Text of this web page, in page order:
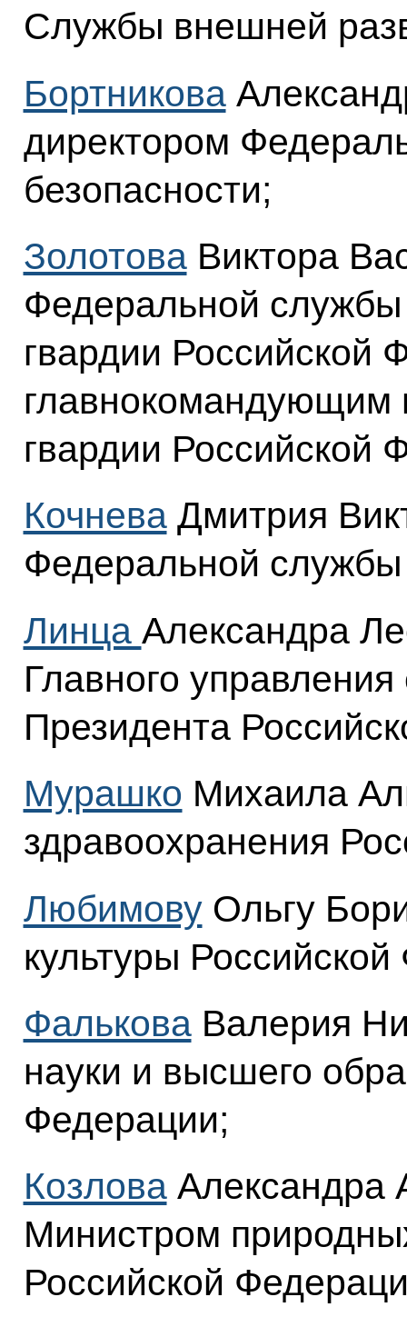
Службы внешней
Бортникова
директором
безопасности;
ЗолотоваВиктора
Федеральной
гвардии Российской
главнокомандующим
гвардии Российской
КочневаДмитрия
Федеральной
Линца Александра
Главного
Президента
Мурашко Михаила
здравоохранения
ЛюбимовуОльгу
культуры
ФальковаВалерия
науки и высшего
Федерации;
КозловаАлександра
Министром
Российской